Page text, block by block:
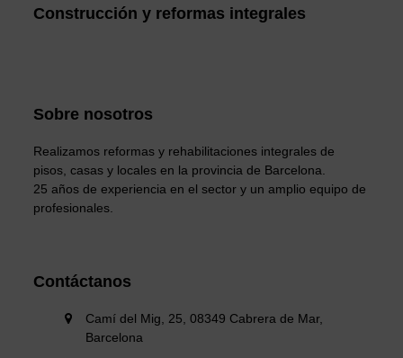
Construcción y reformas integrales
Sobre nosotros
Realizamos reformas y rehabilitaciones integrales de
pisos, casas y locales en la provincia de Barcelona.
25 años de experiencia en el sector y un amplio equipo de
profesionales.
Contáctanos
Camí del Mig, 25, 08349 Cabrera de Mar,
Barcelona